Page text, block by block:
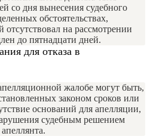
со дня вынесения судебного
обстоятельствах,
на рассмотрении
до пятнадцати дней.
для отказа в
жалобе могут быть,
законом сроков или
оснований для апелляции,
судебным решением